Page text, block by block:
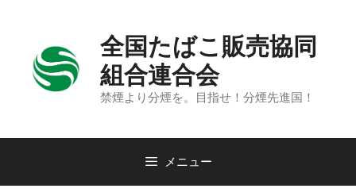
プ
全国たばこ販売協同
組合連合会
禁煙より分煙を。目指せ！分煙先進国！
メニュー